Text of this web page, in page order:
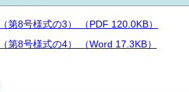
第8号様式の3） （PDF 120.0KB）
第8号様式の4） （Word 17.3KB）